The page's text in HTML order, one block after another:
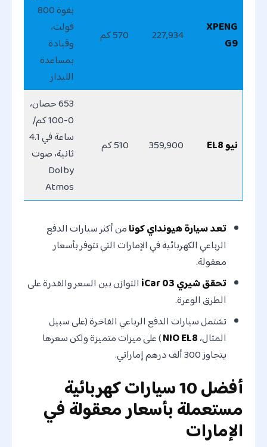
XPENG
G9
227,934 570 كم
بقوة 800
فولت،
وقيادة
بمساعدة
الليدار
نيو EL8 359,900 510 كم
653 حصان،
0-100 كم/
ساعة في 4.1
ثانية، صوت
Dolby
Atmos
تعد سيارة هيونداي كونامن أكثر سيارات الدفع
الرباعي الكهربائية في الإمارات التي تتوفر بأسعار
معقولة.
تحقق شيري iCar 03
التوازن بين السعر والقدرة على
الطرق الوعرة.
تشتمل سيارات الدفع الرباعي الفاخرة (على سبيل
المثال،NIO EL8) على ميزات متميزة ولكن سعرها
يتجاوز 300 ألف درهم إماراتي.
أفضل 10 سيارات كهربائية
مستعملة بأسعار معقولة في
الإمارات